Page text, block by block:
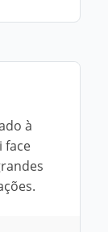
à
face